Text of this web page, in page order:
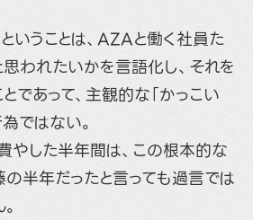
いうことは、AZAと働く社員た
われたいかを言語化し、それを
であって、主観的な「かっこい
ではない。
やした半年間は、この根本的な
半年だったと言っても過言では